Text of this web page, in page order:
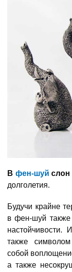
В фен-шуй слон
долголетия.
Будучи крайне
в фен-шуй также
настойчивости.
также
собой
а также